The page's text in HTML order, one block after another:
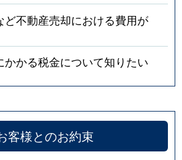
10,000万円 静岡
徒歩22分
110万円 静岡
徒歩1時間
2,600万円 静岡
徒歩1時間
2,900万円 静岡
ど不動産売却における費用が
かかる税金について知りたい
客様とのお約束